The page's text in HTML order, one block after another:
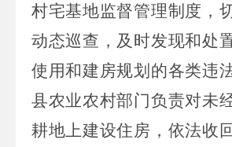
村宅基地监督管理制度，
动态巡查，及时发现和处
使用和建房规划的各类违
县农业农村部门负责对未
耕地上建设住房，依法收